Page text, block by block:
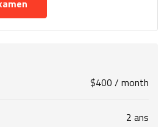
$400 / month
2 ans